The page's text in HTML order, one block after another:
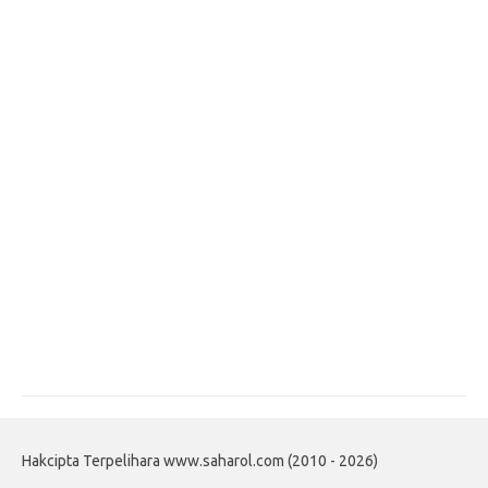
Hakcipta Terpelihara www.saharol.com (2010 - 2026)